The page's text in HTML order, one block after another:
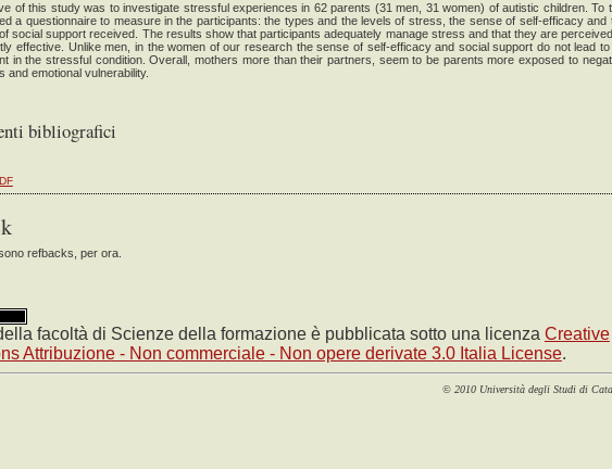
of this study was to investigate stressful experiences in 62 parents (31 men, 31 women) of autistic children. To
a questionnaire to measure in the participants: the types and the levels of stress, the sense of self-efficacy and
social support received. The results show that participants adequately manage stress and that they are
effective. Unlike men, in the women of our research the sense of self-efficacy and social support do not lead to
in the stressful condition. Overall, mothers more than their partners, seem to be parents more exposed to
and emotional vulnerability.
bibliografici
refbacks, per ora.
facoltà di Scienze della formazione è pubblicata sotto una licenza Creative
Attribuzione - Non commerciale - Non opere derivate 3.0 Italia License.
© 2010 Università degli Studi di